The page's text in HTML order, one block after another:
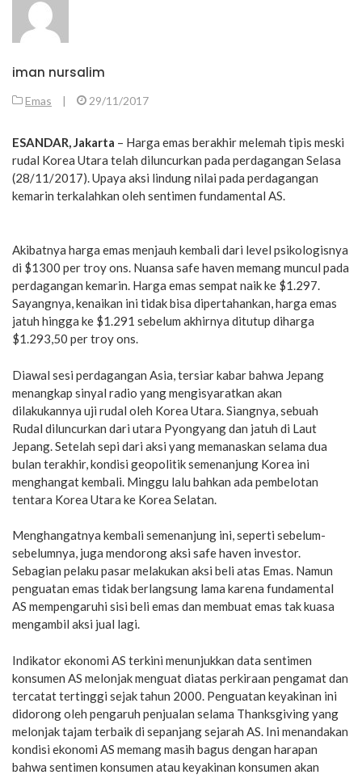
iman nursalim
Emas | 29/11/2017
ESANDAR, Jakarta – Harga emas berakhir melemah tipis meski
rudal Korea Utara telah diluncurkan pada perdagangan Selasa
(28/11/2017). Upaya aksi lindung nilai pada perdagangan
kemarin terkalahkan oleh sentimen fundamental AS.
Akibatnya harga emas menjauh kembali dari level psikologisnya
di $1300 per troy ons. Nuansa safe haven memang muncul pada
perdagangan kemarin. Harga emas sempat naik ke $1.297.
Sayangnya, kenaikan ini tidak bisa dipertahankan, harga emas
jatuh hingga ke $1.291 sebelum akhirnya ditutup diharga
$1.293,50 per troy ons.
Diawal sesi perdagangan Asia, tersiar kabar bahwa Jepang
menangkap sinyal radio yang mengisyaratkan akan
dilakukannya uji rudal oleh Korea Utara. Siangnya, sebuah
Rudal diluncurkan dari utara Pyongyang dan jatuh di Laut
Jepang. Setelah sepi dari aksi yang memanaskan selama dua
bulan terakhir, kondisi geopolitik semenanjung Korea ini
menghangat kembali. Minggu lalu bahkan ada pembelotan
tentara Korea Utara ke Korea Selatan.
Menghangatnya kembali semenanjung ini, seperti sebelum-
sebelumnya, juga mendorong aksi safe haven investor.
Sebagian pelaku pasar melakukan aksi beli atas Emas. Namun
penguatan emas tidak berlangsung lama karena fundamental
AS mempengaruhi sisi beli emas dan membuat emas tak kuasa
mengambil aksi jual lagi.
Indikator ekonomi AS terkini menunjukkan data sentimen
konsumen AS melonjak menguat diatas perkiraan pengamat dan
tercatat tertinggi sejak tahun 2000. Penguatan keyakinan ini
didorong oleh pengaruh penjualan selama Thanksgiving yang
melonjak tajam terbaik di sepanjang sejarah AS. Ini menandakan
kondisi ekonomi AS memang masih bagus dengan harapan
bahwa sentimen konsumen atau keyakinan konsumen akan